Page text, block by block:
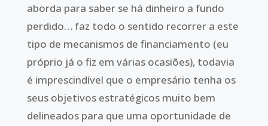
aborda para saber se há dinheiro a fundo
perdido… faz todo o sentido recorrer a este
tipo de mecanismos de financiamento (eu
próprio já o fiz em várias ocasiões), todavia
é imprescindível que o empresário tenha os
seus objetivos estratégicos muito bem
delineados para que uma oportunidade de